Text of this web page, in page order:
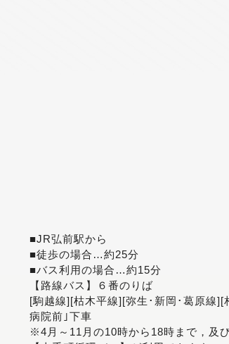
■JR弘前駅から
■徒歩の場合…約25分
■バス利用の場合…約15分
【路線バス】６番のりば
[駒越線][枯木平線][弥生･新岡･葛原線
病院前｣下車
※4月～11月の10時から18時まで，及